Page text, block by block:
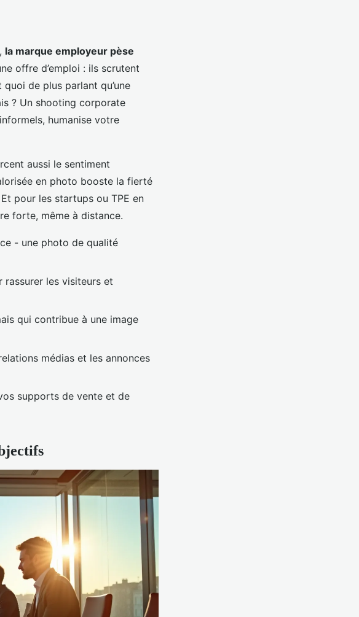
la marque employeur pèse
offre d’emploi : ils scrutent
de plus parlant qu’une
? Un shooting corporate
humanise votre
aussi le sentiment
en photo booste la fierté
pour les startups ou TPE en
forte, même à distance.
- une photo de qualité
rassurer les visiteurs et
qui contribue à une image
médias et les annonces
supports de vente et de